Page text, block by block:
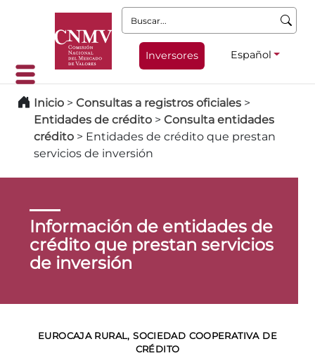
Buscar:
Inversores Español
Inicio > Consultas a registros oficiales >
Entidades de crédito > Consulta entidades
crédito > Entidades de crédito que prestan
servicios de inversión
Información de entidades de
crédito que prestan servicios
de inversión
EUROCAJA RURAL, SOCIEDAD COOPERATIVA DE
CRÉDITO